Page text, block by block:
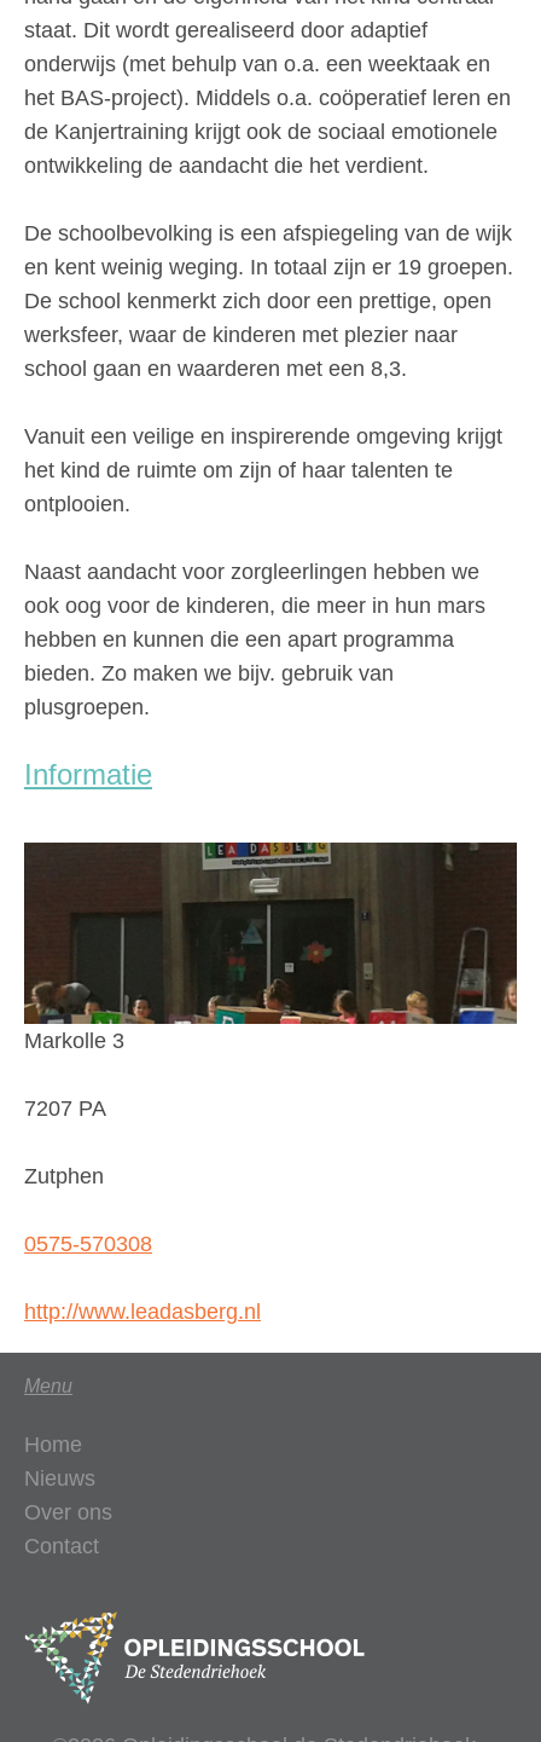
staat. Dit wordt gerealiseerd door adaptief
onderwijs (met behulp van o.a. een weektaak en
het BAS-project). Middels o.a. coöperatief leren en
de Kanjertraining krijgt ook de sociaal emotionele
ontwikkeling de aandacht die het verdient.
De schoolbevolking is een afspiegeling van de wijk
en kent weinig weging. In totaal zijn er 19 groepen.
De school kenmerkt zich door een prettige, open
werksfeer, waar de kinderen met plezier naar
school gaan en waarderen met een 8,3.
Vanuit een veilige en inspirerende omgeving krijgt
het kind de ruimte om zijn of haar talenten te
ontplooien.
Naast aandacht voor zorgleerlingen hebben we
ook oog voor de kinderen, die meer in hun mars
hebben en kunnen die een apart programma
bieden. Zo maken we bijv. gebruik van
plusgroepen.
Informatie
Markolle 3
7207 PA
Zutphen
0575-570308
http://www.leadasberg.nl
Menu
Home
Nieuws
Over ons
Contact